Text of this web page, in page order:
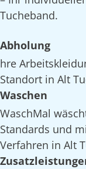
Tucheband.
Abholung
hre
Standort in Alt
Waschen
WaschMal
Standards und
Verfahren in Alt